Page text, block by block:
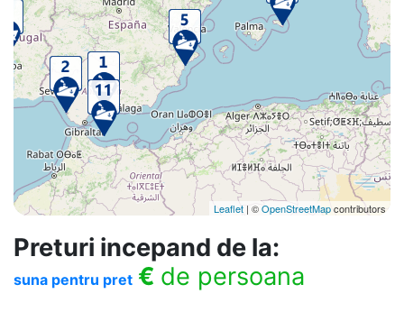
Leaflet | ©OpenStreetMapcontributors
Preturi incepand de la:
suna pentru pret € de persoana